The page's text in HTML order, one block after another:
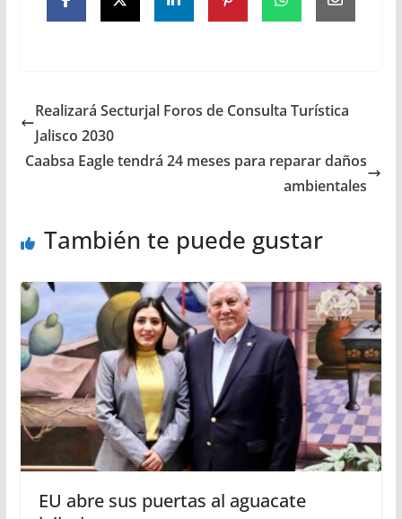
Realizará Secturjal Foros de Consulta Turística
Jalisco 2030
Caabsa Eagle tendrá 24 meses para reparar daños
ambientales
También te puede gustar
EU abre sus puertas al aguacate